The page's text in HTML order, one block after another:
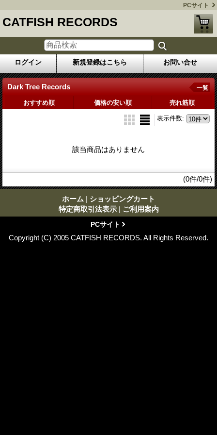
PCサイト
CATFISH RECORDS
ログイン 新規登録はこちら お問い合せ
Dark Tree Records 一覧
おすすめ順 価格の安い順 売れ筋順
表示件数:
該当商品はありません
(0件/0件)
ホーム | ショッピングカート
特定商取引法表示 | ご利用案内
PCサイト
Copyright (C) 2005 CATFISH RECORDS. All Rights Reserved.